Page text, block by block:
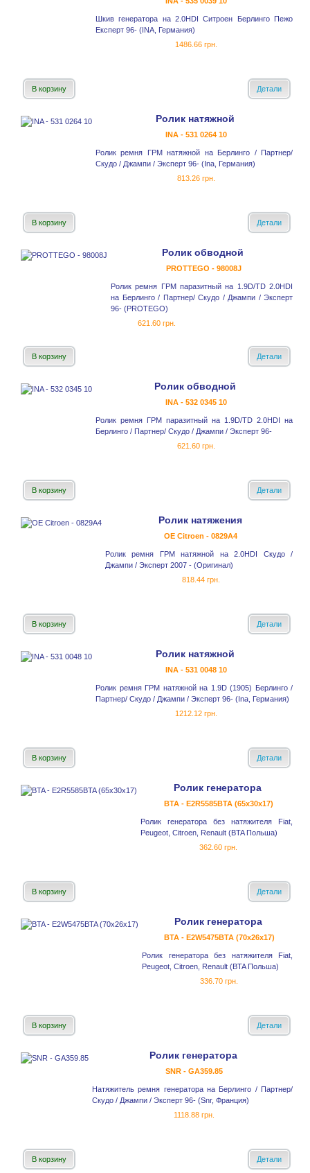
Шкив генератора на 2.0HDI Ситроен Берлинго Пежо
Експерт 96- (INA, Германия)
1486.66 грн.
В корзину Детали
Ролик натяжной
INA - 531 0264 10
Ролик ремня ГРМ натяжной на Берлинго / Партнер/
Скудо / Джампи / Эксперт 96- (Ina, Германия)
813.26 грн.
В корзину Детали
Ролик обводной
PROTTEGO - 98008J
Ролик ремня ГРМ паразитный на 1.9D/TD 2.0HDI
на Берлинго / Партнер/ Скудо / Джампи / Эксперт
96- (PROTEGO)
621.60 грн.
В корзину Детали
Ролик обводной
INA - 532 0345 10
Ролик ремня ГРМ паразитный на 1.9D/TD 2.0HDI на
Берлинго / Партнер/ Скудо / Джампи / Эксперт 96-
621.60 грн.
В корзину Детали
Ролик натяжения
OE Citroen - 0829A4
Ролик ремня ГРМ натяжной на 2.0HDI Скудо /
Джампи / Эксперт 2007 - (Оригинал)
818.44 грн.
В корзину Детали
Ролик натяжной
INA - 531 0048 10
Ролик ремня ГРМ натяжной на 1.9D (1905) Берлинго /
Партнер/ Скудо / Джампи / Эксперт 96- (Ina, Германия)
1212.12 грн.
В корзину Детали
Ролик генератора
BTA - E2R5585BTA (65x30x17)
Ролик генератора без натяжителя Fiat,
Peugeot, Citroen, Renault (BTA Польша)
362.60 грн.
В корзину Детали
Ролик генератора
BTA - E2W5475BTA (70x26x17)
Ролик генератора без натяжителя Fiat,
Peugeot, Citroen, Renault (BTA Польша)
336.70 грн.
В корзину Детали
Ролик генератора
SNR - GA359.85
Натяжитель ремня генератора на Берлинго / Партнер/
Скудо / Джампи / Эксперт 96- (Snr, Франция)
1118.88 грн.
В корзину Детали